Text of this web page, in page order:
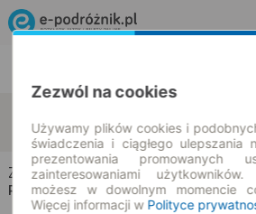
09.08.2026 | -- : --
Zaręby-Jartuzy → Zambrów
Rozkład jazdy i bilety
Zezwól na cookies
Używamy plików cookies i
świadczenia i ciągłego ulepszania
prezentowania promowanych
zainteresowaniami
możesz w dowolnym momencie
Więcej informacji w Polityce